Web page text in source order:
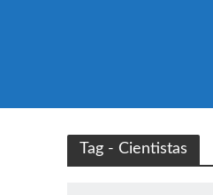
Tag - Cientistas